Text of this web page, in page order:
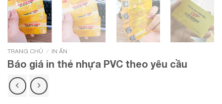
TRANG CHỦ / IN ẤN
Báo giá in thẻ nhựa PVC theo yêu cầu